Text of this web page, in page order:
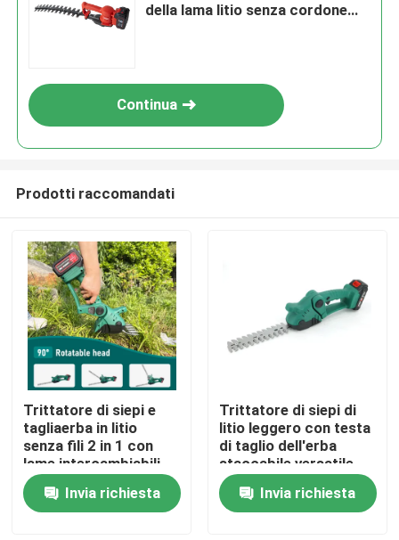
Casa.
Prodotti
Video
della lama litio senza cordone
Continua
Prodotti raccomandati
Trittatore di siepi e
tagliaerba in litio
senza fili 2 in 1 con
lame intercambiabili
Invia richiesta
Trittatore di siepi di
litio leggero con testa
di taglio dell'erba
staccabile versatile
Invia richiesta